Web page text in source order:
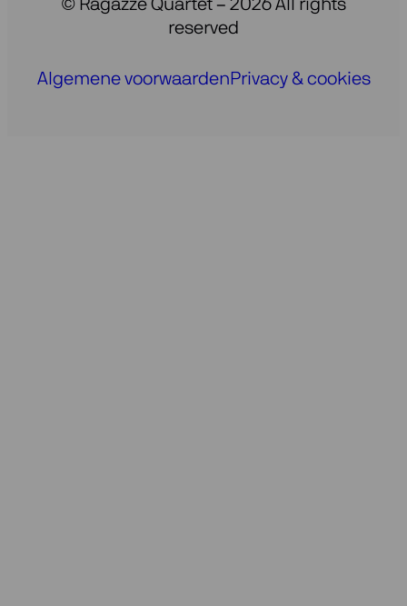
© Ragazze Quartet – 2026 All rights
reserved
Algemene voorwaarden Privacy & cookies